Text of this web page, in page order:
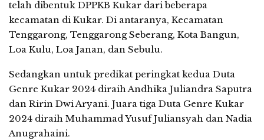
telah dibentuk DPPKB Kukar dari beberapa
kecamatan di Kukar. Di antaranya, Kecamatan
Tenggarong, Tenggarong Seberang, Kota Bangun,
Loa Kulu, Loa Janan, dan Sebulu.
Sedangkan untuk predikat peringkat kedua Duta
Genre Kukar 2024 diraih Andhika Juliandra Saputra
dan Ririn Dwi Aryani. Juara tiga Duta Genre Kukar
2024 diraih Muhammad Yusuf Juliansyah dan Nadia
Anugrahaini.